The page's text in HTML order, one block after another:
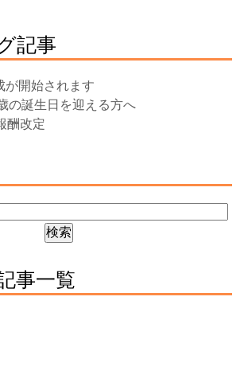
記事
が開始されます
の誕生日を迎える方へ
酬改定
事一覧